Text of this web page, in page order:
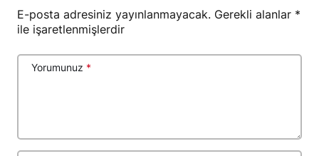
E-posta adresiniz yayınlanmayacak. Gerekli alanlar *
ile işaretlenmişlerdir
Yorumunuz *